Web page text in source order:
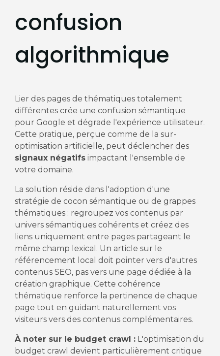
confusion
algorithmique
Lier des pages de thématiques totalement
différentes crée une confusion sémantique
pour Google et dégrade l'expérience utilisateur.
Cette pratique, perçue comme de la sur-
optimisation artificielle, peut déclencher des
signaux négatifsimpactant l'ensemble de
votre domaine.
La solution réside dans l'adoption d'une
stratégie de cocon sémantique ou de grappes
thématiques : regroupez vos contenus par
univers sémantiques cohérents et créez des
liens uniquement entre pages partageant le
même champ lexical. Un article sur le
référencement local doit pointer vers d'autres
contenus SEO, pas vers une page dédiée à la
création graphique. Cette cohérence
thématique renforce la pertinence de chaque
page tout en guidant naturellement vos
visiteurs vers des contenus complémentaires.
À noter sur le budget crawl :L'optimisation du
budget crawl devient particulièrement critique